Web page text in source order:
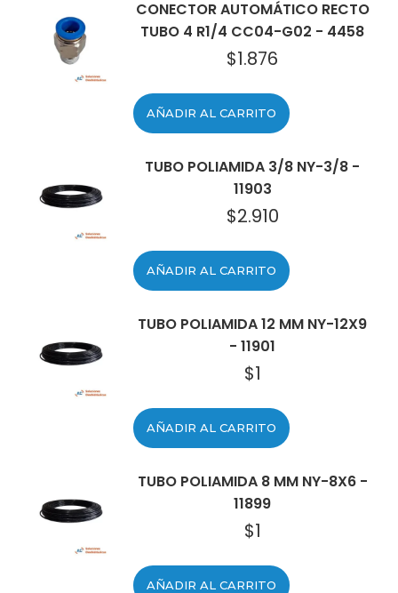
CONECTOR AUTOMÁTICO RECTO
TUBO 4 R1/4 CC04-G02 - 4458
$1.876
AÑADIR AL CARRITO
TUBO POLIAMIDA 3/8 NY-3/8 -
11903
$2.910
AÑADIR AL CARRITO
TUBO POLIAMIDA 12 MM NY-12X9
- 11901
$1
AÑADIR AL CARRITO
TUBO POLIAMIDA 8 MM NY-8X6 -
11899
$1
AÑADIR AL CARRITO